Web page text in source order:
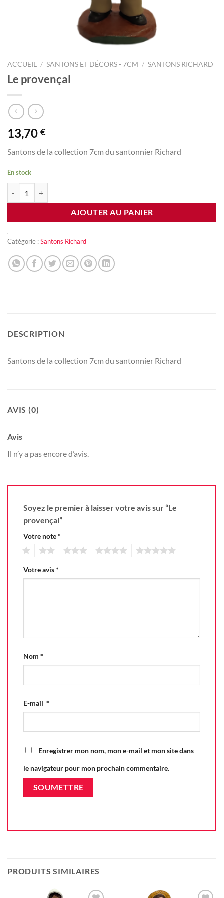
ACCUEIL / SANTONS ET DÉCORS - 7CM / SANTONS RICHARD
Le provençal
13,70 €
Santons de la collection 7cm du santonnier Richard
En stock
AJOUTER AU PANIER
Catégorie :Santons Richard
DESCRIPTION
Santons de la collection 7cm du santonnier Richard
AVIS (0)
Avis
Il n’y a pas encore d’avis.
Soyez le premier à laisser votre avis sur “Le
provençal”
Votre note*
Votre avis*
Nom *
E-mail *
Enregistrer mon nom, mon e-mail et mon site dans
le navigateur pour mon prochain commentaire.
PRODUITS SIMILAIRES